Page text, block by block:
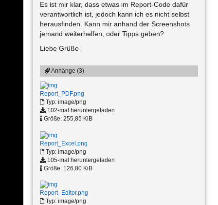
Es ist mir klar, dass etwas im Report-Code dafür
verantwortlich ist, jedoch kann ich es nicht selbst
herausfinden. Kann mir anhand der Screenshots
jemand weiterhelfen, oder Tipps geben?
Liebe Grüße
Anhänge (3)
Report_PDF.png
Typ: image/png
102-mal heruntergeladen
Größe: 255,85 KiB
Report_Excel.png
Typ: image/png
105-mal heruntergeladen
Größe: 126,80 KiB
Report_Editor.png
Typ: image/png